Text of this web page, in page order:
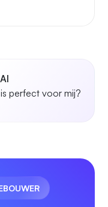
perfect voor mij?